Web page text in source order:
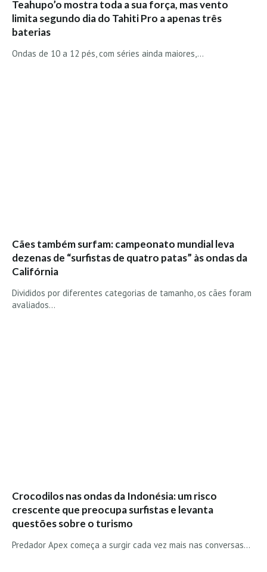
Teahupo’o mostra toda a sua força, mas vento
limita segundo dia do Tahiti Pro a apenas três
baterias
Ondas de 10 a 12 pés, com séries ainda maiores,…
Cães também surfam: campeonato mundial leva
dezenas de “surfistas de quatro patas” às ondas da
Califórnia
Divididos por diferentes categorias de tamanho, os cães foram
avaliados…
Crocodilos nas ondas da Indonésia: um risco
crescente que preocupa surfistas e levanta
questões sobre o turismo
Predador Apex começa a surgir cada vez mais nas conversas…